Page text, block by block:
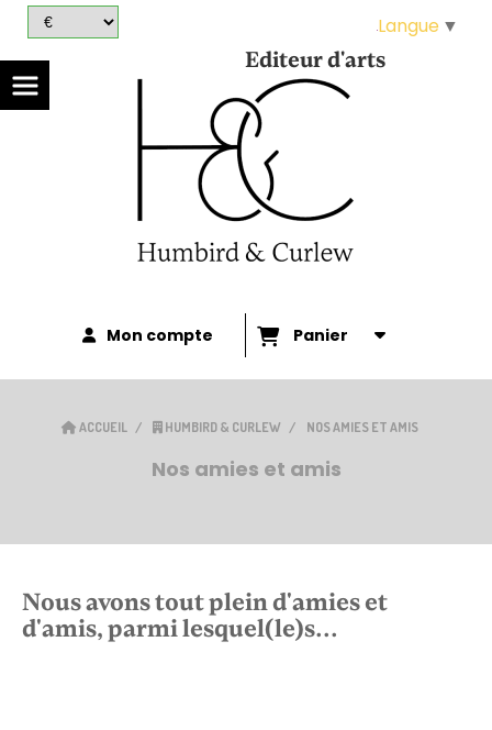
Editeur d'arts
Mon compte Panier
ACCUEIL HUMBIRD & CURLEW NOS AMIES ET AMIS
Nos amies et amis
Nous avons tout plein d'amies et
d'amis, parmi lesquel(le)s...
Langue ▼
Panneau de gestion des cookies